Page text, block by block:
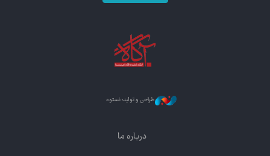
طراحی و تولید: نستوه
درباره ما